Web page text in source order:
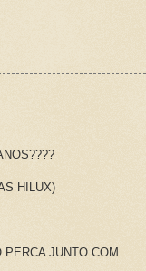
HILUX)
JUNTO COM